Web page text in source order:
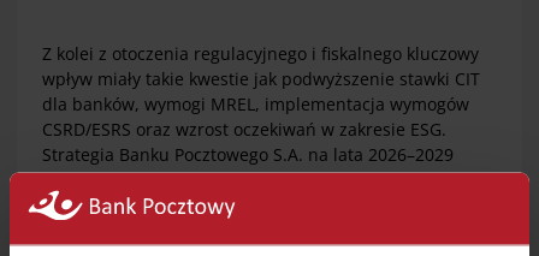
Z kolei z otoczenia regulacyjnego i fiskalnego kluczowy
wpływ miały takie kwestie jak podwyższenie stawki CIT
dla banków, wymogi MREL, implementacja wymogów
CSRD/ESRS oraz wzrost oczekiwań w zakresie ESG.
Strategia Banku Pocztowego S.A. na lata 2026–2029
zakłada koncentrację na obsłudze klientów
detalicznych, zgodnie z deklarowaną misją: